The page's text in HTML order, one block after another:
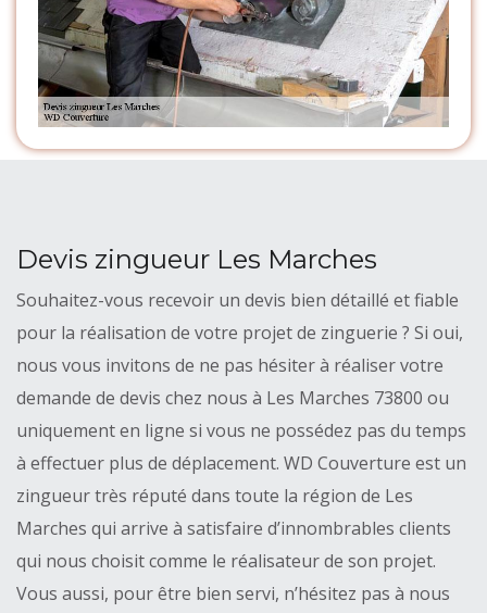
Devis zingueur Les Marches
Souhaitez-vous recevoir un devis bien détaillé et fiable
pour la réalisation de votre projet de zinguerie ? Si oui,
nous vous invitons de ne pas hésiter à réaliser votre
demande de devis chez nous à Les Marches 73800 ou
uniquement en ligne si vous ne possédez pas du temps
à effectuer plus de déplacement. WD Couverture est un
zingueur très réputé dans toute la région de Les
Marches qui arrive à satisfaire d’innombrables clients
qui nous choisit comme le réalisateur de son projet.
Vous aussi, pour être bien servi, n’hésitez pas à nous